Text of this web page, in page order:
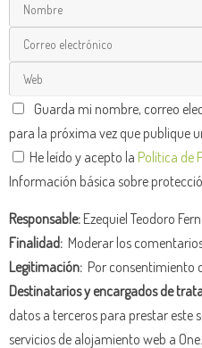
Guarda mi nombre, correo
para la próxima vez que publique
He leído y acepto la Política de
Información básica sobre
Responsable:Ezequiel Teodoro
Finalidad: Moderar los
Legitimación: Por consentimiento
Destinatarios y encargados de
datos a terceros para prestar este
servicios de alojamiento web a